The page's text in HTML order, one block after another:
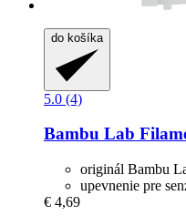
do košíka
5.0 (4)
Bambu Lab
originál Bambu
upevnenie pre
€ 4,69